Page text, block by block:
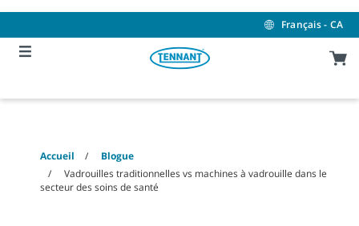
content
navigation
menu
Français - CA
Accueil
Blogue
Vadrouilles traditionnelles vs machines à vadrouille dans le
secteur des soins de santé